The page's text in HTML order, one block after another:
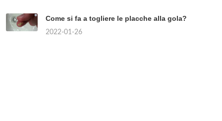
Come si fa a togliere le placche alla gola?
2022-01-26